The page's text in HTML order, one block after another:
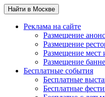
Найти в Москве
Реклама на сайте
Размещение
Размещение
Размещение мест
Размещение
Бесплатные события
Бесплатные
Бесплатные